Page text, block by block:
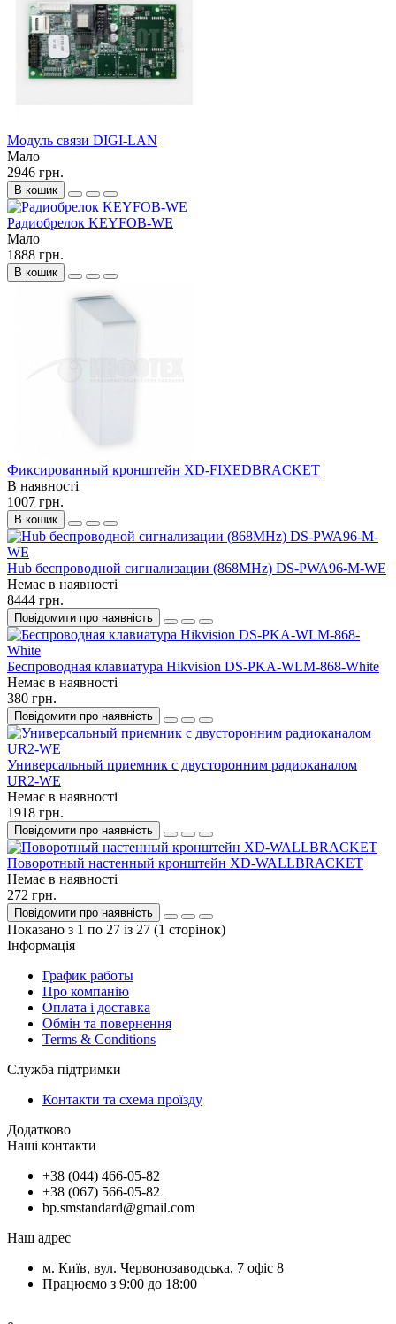
Модуль связи DIGI-LAN
Мало
2946 грн.
В кошик
Радиобрелок KEYFOB-WE
Мало
1888 грн.
В кошик
Фиксированный кронштейн XD-FIXEDBRACKET
В наявності
1007 грн.
В кошик
Hub беспроводной сигнализации (868MHz) DS-PWA96-M-WE
Немає в наявності
8444 грн.
Повідомити про наявність
Беспроводная клавиатура Hikvision DS-PKA-WLM-868-White
Немає в наявності
380 грн.
Повідомити про наявність
Универсальный приемник с двусторонним радиоканалом
UR2-WE
Немає в наявності
1918 грн.
Повідомити про наявність
Поворотный настенный кронштейн XD-WALLBRACKET
Немає в наявності
272 грн.
Повідомити про наявність
Показано з 1 по 27 із 27 (1 сторінок)
Інформація
График работы
Про компанію
Оплата і доставка
Обмін та повернення
Terms & Conditions
Служба підтримки
Контакти та схема проїзду
Додатково
Наші контакти
+38 (044) 466-05-82
+38 (067) 566-05-82
bp.smstandard@gmail.com
Наш адрес
м. Київ, вул. Червонозаводська, 7 офіс 8
Працюємо з 9:00 до 18:00